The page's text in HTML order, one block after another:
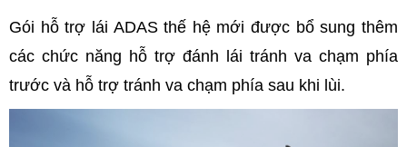
Gói hỗ trợ lái ADAS thế hệ mới được bổ sung thêm
các chức năng hỗ trợ đánh lái tránh va chạm phía
trước và hỗ trợ tránh va chạm phía sau khi lùi.